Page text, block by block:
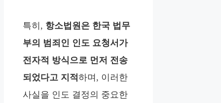
특히, 항소법원은 한국 법무
부의 범죄인 인도 요청서가
전자적 방식으로 먼저 전송
되었다고 지적 하며, 이러한
사실을 인도 결정의 중요한